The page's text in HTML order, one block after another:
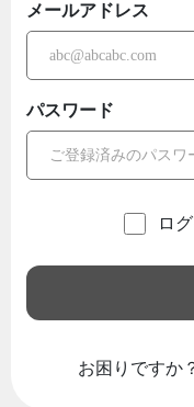
メールアドレス
パスワード
ロ
お困りですか